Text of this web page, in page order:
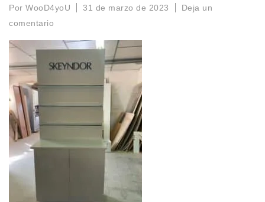
Por WooD4yoU 31 de marzo de 2023
Deja un
comentario